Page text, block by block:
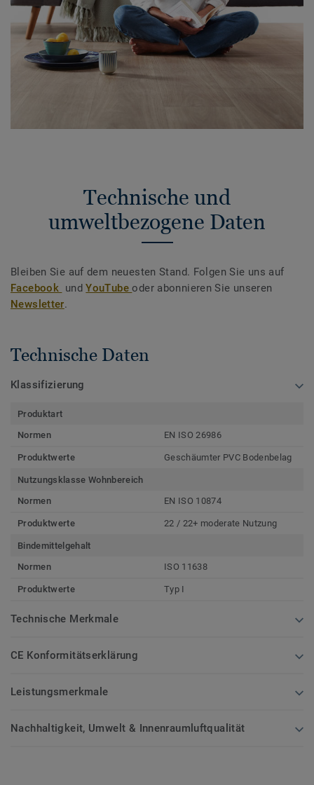
Technische und
umweltbezogene Daten
Bleiben Sie auf dem neuesten Stand. Folgen Sie uns auf
Facebook undYouTubeoder abonnieren Sie unseren
Newsletter.
Technische Daten
Klassifizierung
Produktart
Normen
EN ISO 26986
Produktwerte Geschäumter PVC Bodenbelag
Nutzungsklasse Wohnbereich
Normen
EN ISO 10874
Produktwerte 22 / 22+ moderate Nutzung
Bindemittelgehalt
Normen
ISO 11638
Produktwerte Typ I
Technische Merkmale
CE Konformitätserklärung
Leistungsmerkmale
Nachhaltigkeit, Umwelt & Innenraumluftqualität